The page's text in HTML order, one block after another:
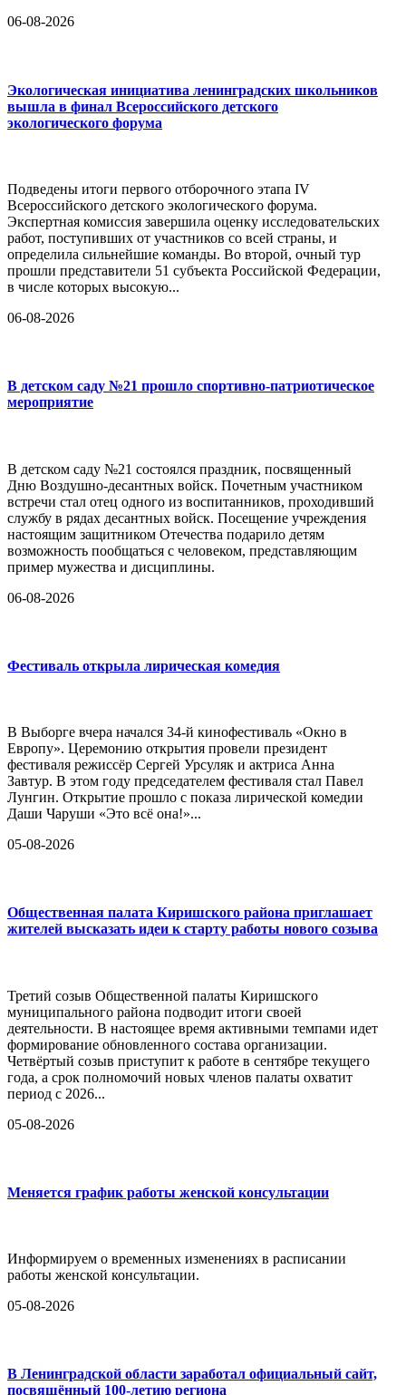
06-08-2026
Экологическая инициатива ленинградских школьников
вышла в финал Всероссийского детского
экологического форума
Подведены итоги первого отборочного этапа IV
Всероссийского детского экологического форума.
Экспертная комиссия завершила оценку исследовательских
работ, поступивших от участников со всей страны, и
определила сильнейшие команды. Во второй, очный тур
прошли представители 51 субъекта Российской Федерации,
в числе которых высокую...
06-08-2026
В детском саду №21 прошло спортивно-патриотическое
мероприятие
В детском саду №21 состоялся праздник, посвященный
Дню Воздушно-десантных войск. Почетным участником
встречи стал отец одного из воспитанников, проходивший
службу в рядах десантных войск. Посещение учреждения
настоящим защитником Отечества подарило детям
возможность пообщаться с человеком, представляющим
пример мужества и дисциплины.
06-08-2026
Фестиваль открыла лирическая комедия
В Выборге вчера начался 34-й кинофестиваль «Окно в
Европу». Церемонию открытия провели президент
фестиваля режиссёр Сергей Урсуляк и актриса Анна
Завтур. В этом году председателем фестиваля стал Павел
Лунгин. Открытие прошло с показа лирической комедии
Даши Чаруши «Это всё она!»...
05-08-2026
Общественная палата Киришского района приглашает
жителей высказать идеи к старту работы нового созыва
Третий созыв Общественной палаты Киришского
муниципального района подводит итоги своей
деятельности. В настоящее время активными темпами идет
формирование обновленного состава организации.
Четвёртый созыв приступит к работе в сентябре текущего
года, а срок полномочий новых членов палаты охватит
период с 2026...
05-08-2026
Меняется график работы женской консультации
Информируем о временных изменениях в расписании
работы женской консультации.
05-08-2026
В Ленинградской области заработал официальный сайт,
посвящённый 100-летию региона